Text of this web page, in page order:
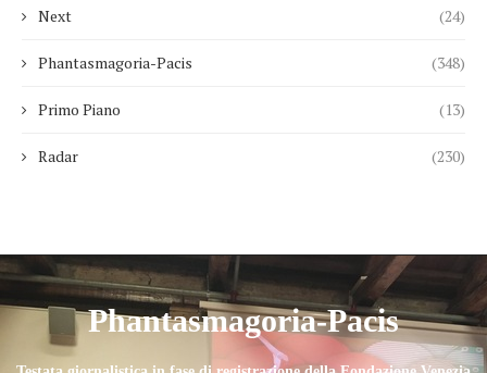
Next (24)
Phantasmagoria-Pacis (348)
Primo Piano (13)
Radar (230)
Phantasmagoria-Pacis